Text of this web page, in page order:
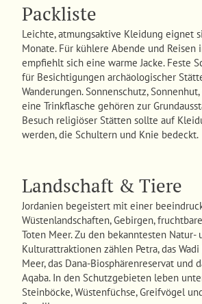
Packliste
Leichte, atmungsaktive Kleidung eignet
Monate. Für kühlere Abende und Reisen
empfiehlt sich eine warme Jacke. Feste
für Besichtigungen archäologischer
Wanderungen. Sonnenschutz,
eine Trinkflasche gehören zur
Besuch religiöser Stätten sollte auf
werden, die Schultern und Knie bedeckt.
Landschaft & Tiere
Jordanien begeistert mit einer
Wüstenlandschaften, Gebirgen,
Toten Meer. Zu den bekanntesten Natur-
Kulturattraktionen zählen Petra, das Wadi
Meer, das Dana-Biosphärenreservat und
Aqaba. In den Schutzgebieten leben
Steinböcke, Wüstenfüchse, Greifvögel